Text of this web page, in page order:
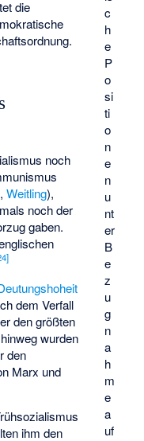
c
h
e
P
o
si
ti
o
n
e
n
u
nt
er
B
e
z
u
g
n
a
h
m
e
a
uf
die
noch
,Weitling),
noch der
gaben.
]
dem Verfall
den größten
wurden
den
Marx und
ihm den